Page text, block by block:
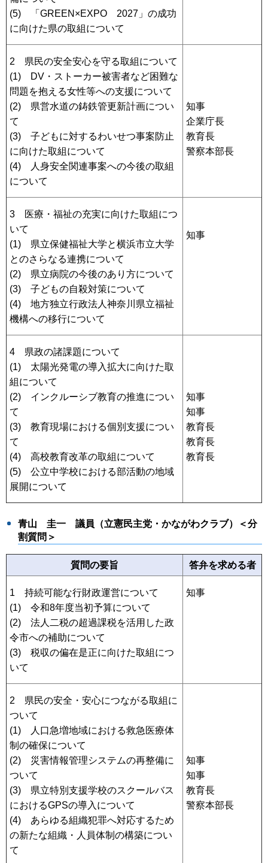
(5) 「GREEN×EXPO 2027」の成功
に向けた県の取組について
2 県民の安全安心を守る取組について
(1) DV・ストーカー被害者など困難な
問題を抱える女性等への支援について
(2) 県営水道の鋳鉄管更新計画につい
て
(3) 子どもに対するわいせつ事案防止
に向けた取組について
(4) 人身安全関連事案への今後の取組
について
知事
企業庁長
教育長
警察本部長
3 医療・福祉の充実に向けた取組につ
いて
(1) 県立保健福祉大学と横浜市立大学
とのさらなる連携について
(2) 県立病院の今後のあり方について
(3) 子どもの自殺対策について
(4) 地方独立行政法人神奈川県立福祉
機構への移行について
知事
4 県政の諸課題について
(1) 太陽光発電の導入拡大に向けた取
組について
(2) インクルーシブ教育の推進につい
て
(3) 教育現場における個別支援につい
て
(4) 高校教育改革の取組について
(5) 公立中学校における部活動の地域
展開について
知事
知事
教育長
教育長
教育長
青山 圭一 議員（⽴憲⺠主党・かながわクラブ）＜分
割質問＞
質問の要旨 答弁を求める者
1 持続可能な行財政運営について
(1) 令和8年度当初予算について
(2) 法人二税の超過課税を活用した政
令市への補助について
(3) 税収の偏在是正に向けた取組につ
いて
知事
2 県民の安全・安心につながる取組に
ついて
(1) 人口急増地域における救急医療体
制の確保について
(2) 災害情報管理システムの再整備に
ついて
(3) 県立特別支援学校のスクールバス
におけるGPSの導入について
(4) あらゆる組織犯罪へ対応するため
の新たな組織・人員体制の構築につい
て
知事
知事
教育長
警察本部長